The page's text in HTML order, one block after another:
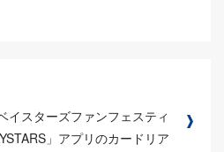
イスターズファンフェスティ
」アプリのカードリア